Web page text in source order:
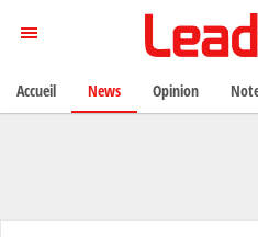
Accueil News Opinion